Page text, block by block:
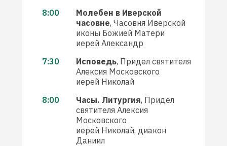
8:00
Молебен в Иверской
часовне, Часовня Иверской
иконы Божией Матери
иерей Александр
7:30
Исповедь, Придел святителя
Алексия Московского
иерей Николай
8:00
Часы. Литургия, Придел
святителя Алексия
Московского
иерей Николай, диакон
Даниил